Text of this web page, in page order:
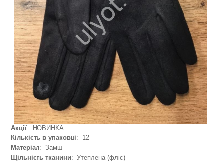
Акції: НОВИНКА
Кількість в упаковці: 12
Матеріал: Замш
Щільність тканини: Утеплена (фліс)